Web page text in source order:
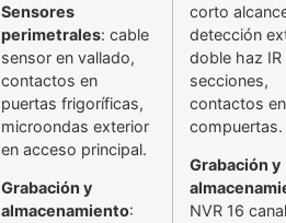
Sensores
perimetrales: cable
sensor en vallado,
contactos en
puertas frigoríficas,
microondas exterior
en acceso principal.
Grabación y
almacenamiento:
corto
detección
doble haz IR
secciones,
contactos en
compuertas.
Grabación y
NVR 16